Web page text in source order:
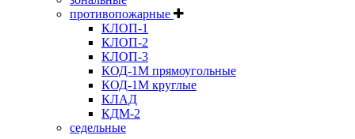
противопожарные
КЛОП-1
КЛОП-2
КЛОП-3
КОД-1М прямоугольные
КОД-1М круглые
КЛАД
КДМ-2
седельные